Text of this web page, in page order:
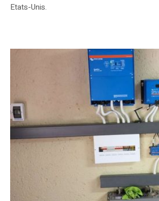
Etats-Unis.